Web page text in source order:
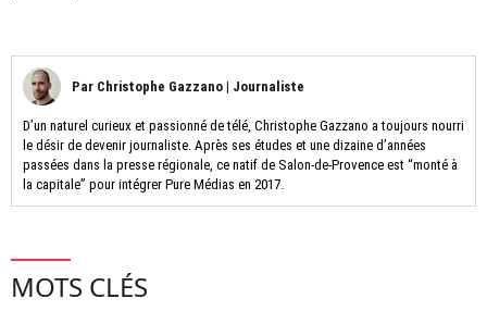
Par Christophe Gazzano | Journaliste
D’un naturel curieux et passionné de télé, Christophe Gazzano a toujours nourri
le désir de devenir journaliste. Après ses études et une dizaine d’années
passées dans la presse régionale, ce natif de Salon-de-Provence est “monté à
la capitale” pour intégrer Pure Médias en 2017.
MOTS CLÉS